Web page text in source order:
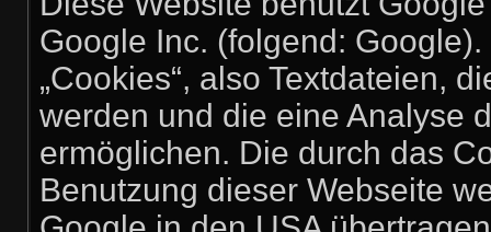
Google Inc. (folgend:
„Cookies“, also Textdateien,
werden und die eine Analyse
ermöglichen. Die durch das
Benutzung dieser Webseite